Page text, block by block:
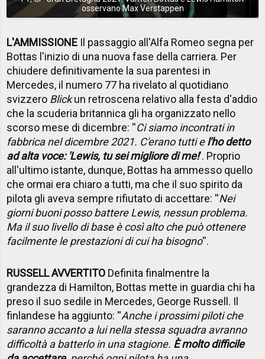
osservano Max Verstappen
L'AMMISSIONE Il passaggio all'Alfa Romeo segna per
Bottas l'inizio di una nuova fase della carriera. Per
chiudere definitivamente la sua parentesi in
Mercedes, il numero 77 ha rivelato al quotidiano
svizzero Blickun retroscena relativo alla festa d'addio
che la scuderia britannica gli ha organizzato nello
scorso mese di dicembre: ''Ci siamo incontrati in
fabbrica nel dicembre 2021. C'erano tutti el'ho detto
ad alta voce: 'Lewis, tu sei migliore di me!'. Proprio
all'ultimo istante, dunque, Bottas ha ammesso quello
che ormai era chiaro a tutti, ma che il suo spirito da
pilota gli aveva sempre rifiutato di accettare: ''Nei
giorni buoni posso battere Lewis, nessun problema.
Ma il suo livello di base è così alto che può ottenere
facilmente le prestazioni di cui ha bisogno''.
RUSSELL AVVERTITO Definita finalmentre la
grandezza di Hamilton, Bottas mette in guardia chi ha
preso il suo sedile in Mercedes, George Russell. Il
finlandese ha aggiunto: ''Anche i prossimi piloti che
saranno accanto a lui nella stessa squadra avranno
difficoltà a batterlo in una stagione. È molto difficile